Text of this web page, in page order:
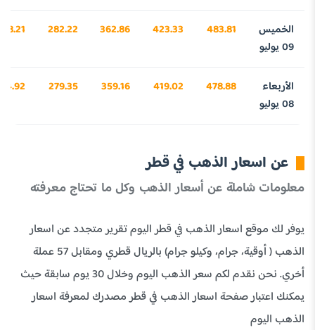
الخميس
09 يوليو
483.81
423.33
362.86
282.22
الأربعاء
08 يوليو
478.88
419.02
359.16
279.35
عن اسعار الذهب في قطر
معلومات شاملة عن أسعار الذهب وكل ما تحتاج معرفته
يوفر لك موقع اسعار الذهب في قطر اليوم تقرير متجدد عن اسعار
الذهب ( أوقية، جرام، وكيلو جرام) بالريال قطري ومقابل 57 عملة
أخري. نحن نقدم لكم سعر الذهب اليوم وخلال 30 يوم سابقة حيث
يمكنك اعتبار صفحة اسعار الذهب في قطر مصدرك لمعرفة اسعار
الذهب اليوم